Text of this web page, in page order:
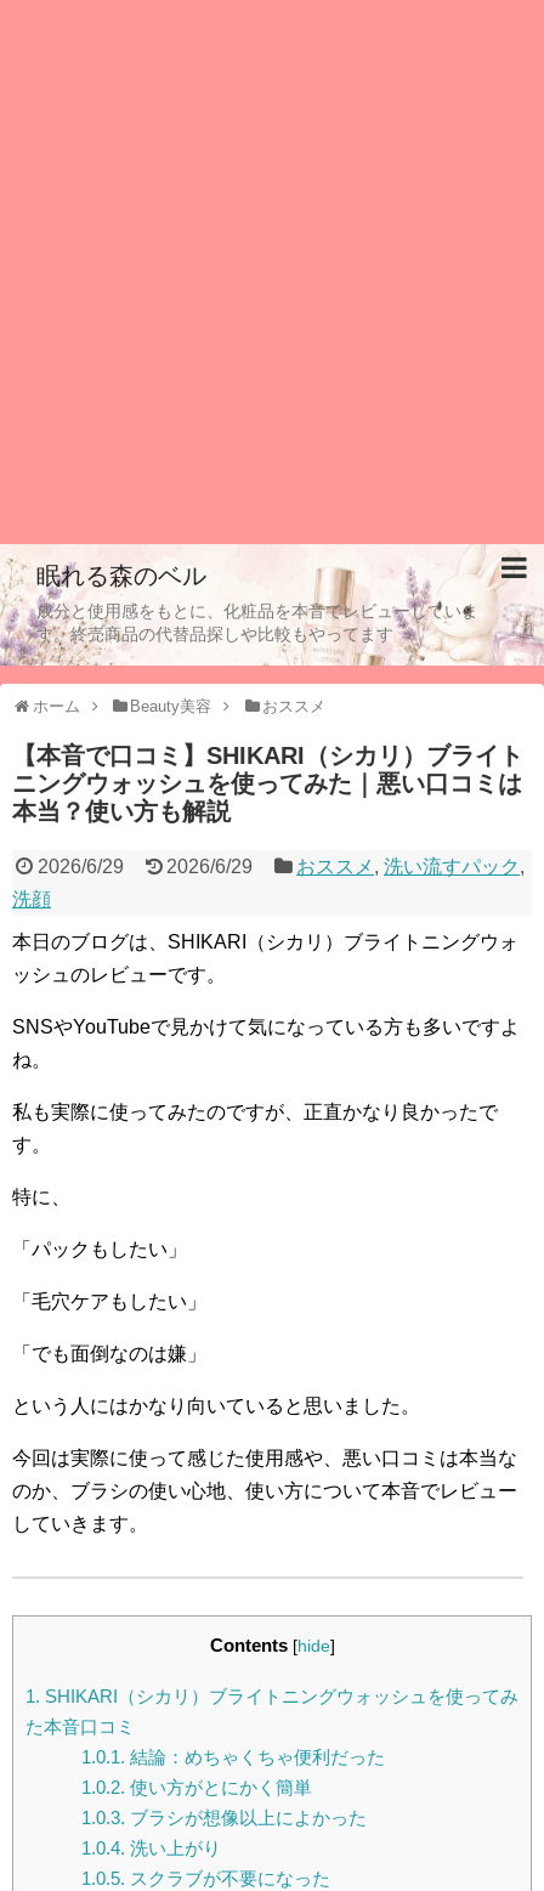
眠れる森のベル
成分と使用感をもとに、化粧品を本音でレビューしていま
す。終売商品の代替品探しや比較もやってます
ホーム Beauty美容 おススメ
【本音で口コミ】SHIKARI（シカリ）ブライト
ニングウォッシュを使ってみた｜悪い口コミは
本当？使い方も解説
2026/6/29 2026/6/29 おススメ ,洗い流すパック ,
洗顔
本日のブログは、SHIKARI（シカリ） ブライトニングウォ
ッシュのレビューです。
SNSやYouTubeで見かけて気になっている方も多いですよ
ね。
私も実際に使ってみたのですが、正直かなり良かったで
す。
特に、
「パックもしたい」
「毛穴ケアもしたい」
「でも面倒なのは嫌」
という人にはかなり向いていると思いました。
今回は実際に使って感じた使用感や、悪い口コミは本当な
のか、 ブラシの使い心地、使い方について本音でレビュー
していきます。
Contents [hide]
1. SHIKARI（シカリ）ブライトニングウォッシュを使ってみ
た本音口コミ
1.0.1. 結論：めちゃくちゃ便利だった
1.0.2. 使い方がとにかく簡単
1.0.3. ブラシが想像以上によかった
1.0.4. 洗い上がり
1.0.5. スクラブが不要になった